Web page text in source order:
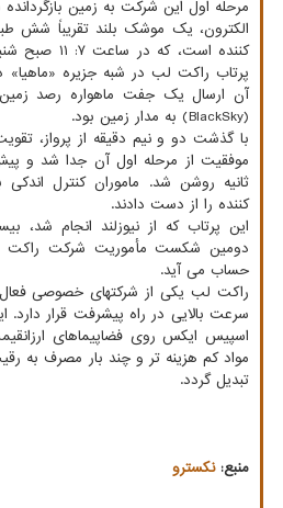
مرحله اول این شرکت به زمین
الکترون، یک موشک بلند تقریباً شش
کننده است،
پرتاب راکت لب در شبه جزیره «ماهیا»
آن ارسال یک جفت ماهواره رصد
(BlackSky) به مدار زمین بود.
با گذشت دو و نیم دقیقه از پرواز،
موفقیت از مرحله اول آن جدا شد و
ثانیه روشن شد. ماموران کنترل
کننده را از دست دادند.
این پرتاب که از نیوزلند انجام شد،
دومین شکست مأموریت شرکت راکت
حساب می آید.
راکت لب یکی از شرکتهای خصوصی
سرعت بالایی در راه پیشرفت قرار
اسپیس ایکس روی فضاپیماهای
مواد کم هزینه تر و چند بار مصرف به
تبدیل گردد.
منبع:نكسترو